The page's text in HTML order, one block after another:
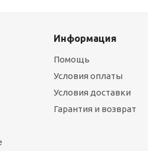
Информация
Помощь
Условия оплаты
Условия доставки
Гарантия и возврат